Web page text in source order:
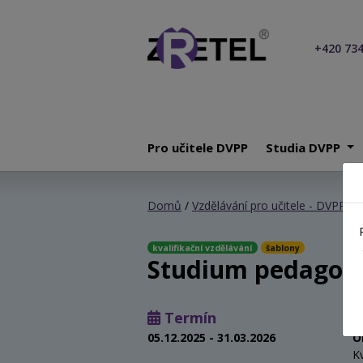
+420
Pro učitele DVPP Studia DVPP
Domů / Vzdělávání pro učitele - DVPP/
kvalifikační vzdělávání šablony
Studium
Termín
05.12.2025 - 31.03.2026